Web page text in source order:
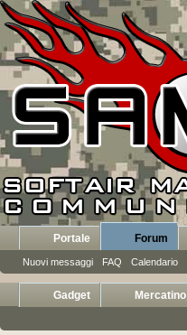
Portale Forum
Nuovi messaggi FAQ Calendario
Gadget Mercatino